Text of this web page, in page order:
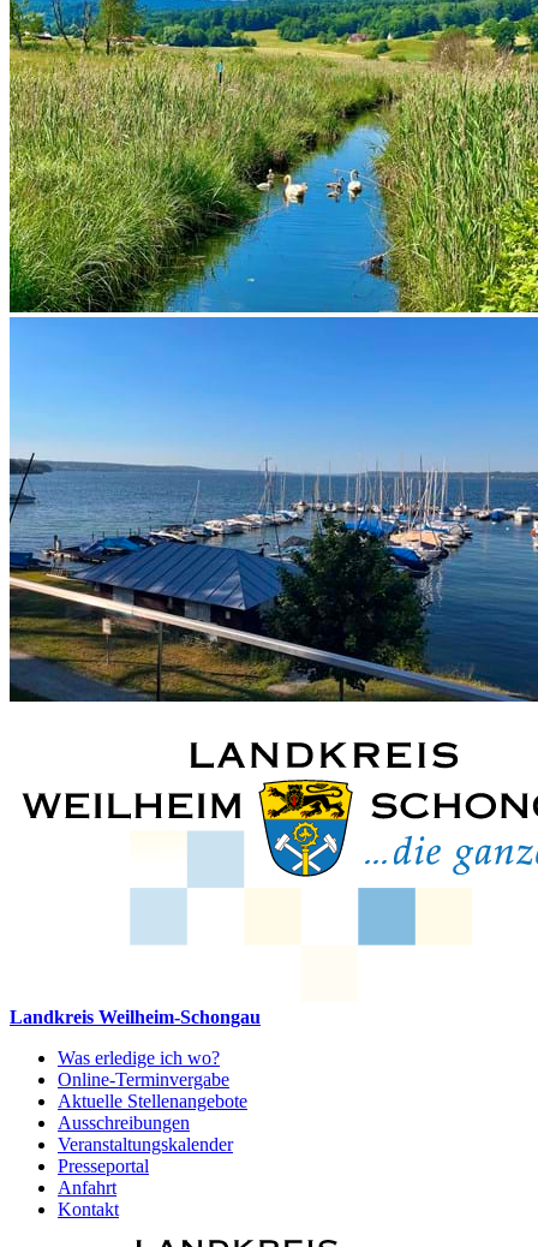
Landkreis Weilheim-Schongau
Was erledige ich wo?
Online-Terminvergabe
Aktuelle Stellenangebote
Ausschreibungen
Veranstaltungskalender
Presseportal
Anfahrt
Kontakt